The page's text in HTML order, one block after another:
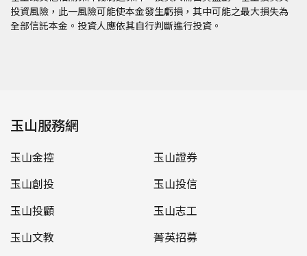
投資風險，此一風險可能使本金發生虧損，其中可能之最大損失為
全部信託本金。投資人應依其自行判斷進行投資。
玉山服務網
玉山金控
玉山證券
玉山創投
玉山投信
玉山投顧
玉山志工
玉山文教
菁英招募